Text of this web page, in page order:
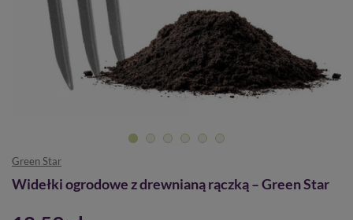
Green Star
Widełki ogrodowe z drewnianą rączką – Green Star